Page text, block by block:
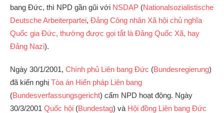
bang Đức, thì NPD gần gũi với NSDAP (Nationalsozialistische
Deutsche Arbeiterpartei, Đảng Công nhân Xã hội chủ nghĩa
Quốc gia Đức, thường được gọi tắt là Đảng Quốc Xã, hay
Đảng Nazi).
Ngày 30/1/2001, Chính phủ Liên bang Đức (Bundesregierung)
đã kiến nghị Tòa án Hiến pháp Liên bang
(Bundesverfassungsgericht) cấm NPD hoạt động. Ngày
30/3/2001 Quốc hội (Bundestag) và Hội đồng Liên bang Đức